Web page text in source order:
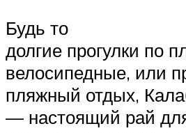
Будь то
долгие прогулки по
велосипедные, или
пляжный отдых,
— настоящий рай